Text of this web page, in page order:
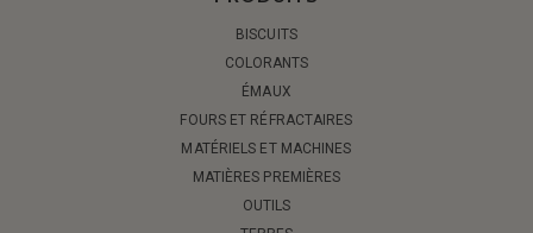
BISCUITS
COLORANTS
ÉMAUX
FOURS ET RÉFRACTAIRES
MATÉRIELS ET MACHINES
MATIÈRES PREMIÈRES
OUTILS